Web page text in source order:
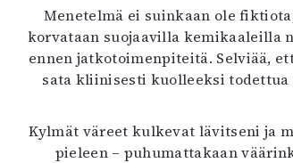
Menetelmä ei suinkaan ole
korvataan suojaavilla kemikaaleilla
ennen jatkotoimenpiteitä. Selviää,
sata kliinisesti kuolleeksi
Kylmät väreet kulkevat lävitseni ja
pieleen – puhumattakaan